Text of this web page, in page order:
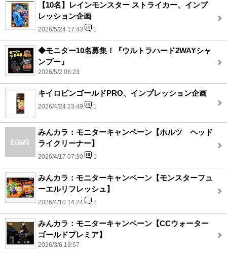
【10名】レインモンスター ストライカー、インプ
レッション企画
2026/5/24 17:43 1
◆モニター10名募集！『ウルトラハード2WAYシャ
ンプー』
2026/5/2 06:23
キイロビンゴールドPRO、インプレッション企画
2026/4/24 23:49 1
みんカラ：モニターキャンペーン【ホルツ ヘッド
ライクリーナー】
2026/4/17 07:30 1
みんカラ：モニターキャンペーン【モンスターフュ
ーエルリフレッシュ】
2026/4/10 14:24 2
みんカラ：モニターキャンペーン【CCウォーター
ゴールドプレミア】
2026/3/6 19:57